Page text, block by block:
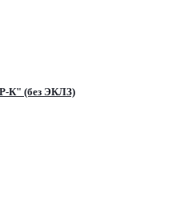
К" (без ЭКЛЗ)